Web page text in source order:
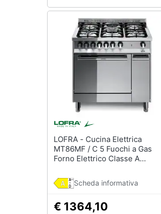
LOFRA - Cucina Elettrica
MT86MF / C 5 Fuochi a Gas
Forno Elettrico Classe A
Inox Serie Maxima 80
Scheda informativa
€ 1364,10